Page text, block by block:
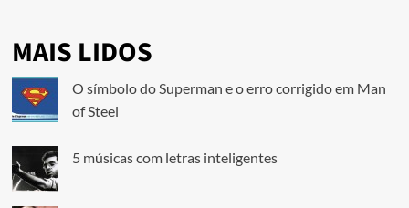
MAIS LIDOS
O símbolo do Superman e o erro corrigido em Man
of Steel
5 músicas com letras inteligentes